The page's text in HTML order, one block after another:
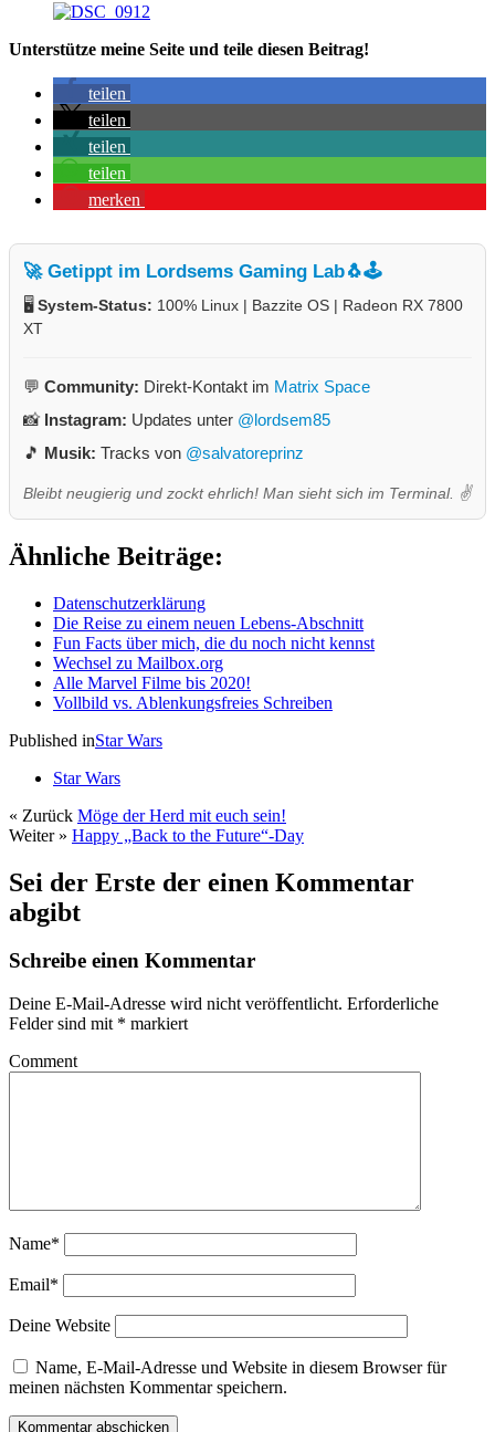
Unterstütze meine Seite und teile diesen Beitrag!
teilen
teilen
teilen
teilen
merken
🚀 Getippt im Lordsems Gaming Lab🐧🕹️
🖥️ System-Status: 100% Linux | Bazzite OS | Radeon RX 7800
XT
💬 Community: Direkt-Kontakt im Matrix Space
📸 Instagram: Updates unter @lordsem85
🎵 Musik: Tracks von @salvatoreprinz
Bleibt neugierig und zockt ehrlich! Man sieht sich im Terminal. ✌️
Ähnliche Beiträge:
Datenschutzerklärung
Die Reise zu einem neuen Lebens-Abschnitt
Fun Facts über mich, die du noch nicht kennst
Wechsel zu Mailbox.org
Alle Marvel Filme bis 2020!
Vollbild vs. Ablenkungsfreies Schreiben
Published inStar Wars
Star Wars
« Zurück Möge der Herd mit euch sein!
Weiter » Happy „Back to the Future“-Day
Sei der Erste der einen Kommentar
abgibt
Schreibe einen Kommentar
Deine E-Mail-Adresse wird nicht veröffentlicht. Erforderliche
Felder sind mit * markiert
Comment
Name*
Email*
Deine Website
Name, E-Mail-Adresse und Website in diesem Browser für
meinen nächsten Kommentar speichern.